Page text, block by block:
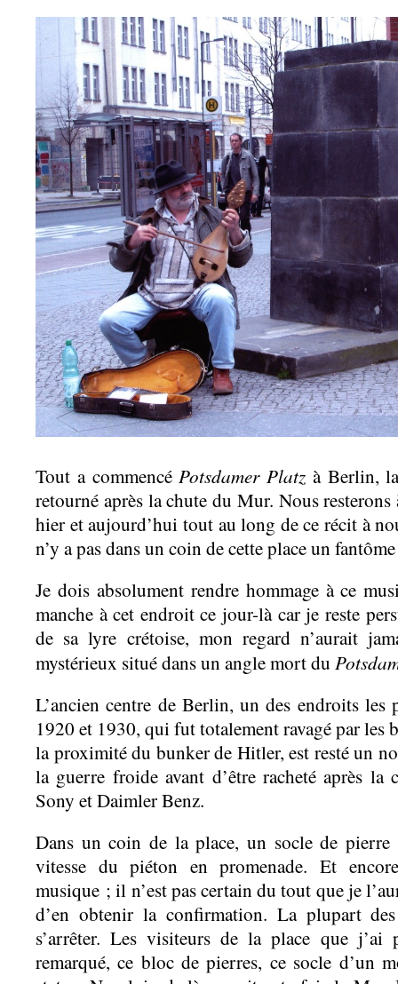
Tout a commencéPotsdamer Platz à Berlin,
retourné après la chute du Mur. Nous
hier et aujourd’hui tout au long de ce récit à
n’y a pas dans un coin de cette place un
Je dois absolument rendre hommage à ce
manche à cet endroit ce jour-là car je reste
de sa lyre crétoise, mon regard n’aurait
mystérieux situé dans un angle mort du
L’ancien centre de Berlin, un des endroits les
1920 et 1930, qui fut totalement ravagé par les
la proximité du bunker de Hitler, est resté un
la guerre froide avant d’être racheté après
Sony et Daimler Benz.
Dans un coin de la place, un socle de pierre
vitesse du piéton en promenade. Et
musique ; il n’est pas certain du tout que je
d’en obtenir la confirmation. La plupart
s’arrêter. Les visiteurs de la place que j’ai
remarqué, ce bloc de pierres, ce socle d’un